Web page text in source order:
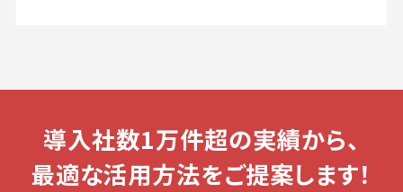
導入社数1万件超の実績から、
最適な活用方法をご提案します！